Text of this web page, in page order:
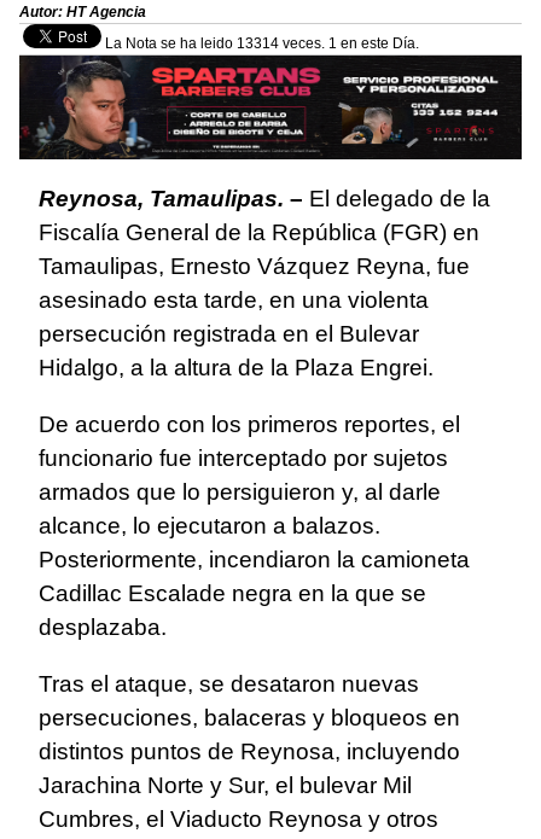
Autor: HT Agencia
La Nota se ha leido 13314 veces. 1 en este Día.
Reynosa, Tamaulipas. – El delegado de la
Fiscalía General de la República (FGR) en
Tamaulipas, Ernesto Vázquez Reyna, fue
asesinado esta tarde, en una violenta
persecución registrada en el Bulevar
Hidalgo, a la altura de la Plaza Engrei.
De acuerdo con los primeros reportes, el
funcionario fue interceptado por sujetos
armados que lo persiguieron y, al darle
alcance, lo ejecutaron a balazos.
Posteriormente, incendiaron la camioneta
Cadillac Escalade negra en la que se
desplazaba.
Tras el ataque, se desataron nuevas
persecuciones, balaceras y bloqueos en
distintos puntos de Reynosa, incluyendo
Jarachina Norte y Sur, el bulevar Mil
Cumbres, el Viaducto Reynosa y otros